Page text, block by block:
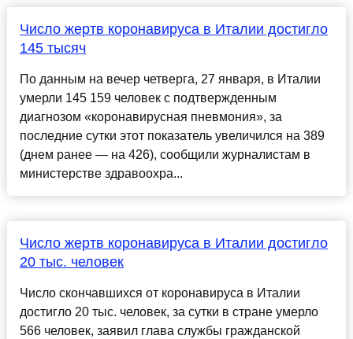
Число жертв коронавируса в Италии достигло
145 тысяч
По данным на вечер четверга, 27 января, в Италии
умерли 145 159 человек с подтвержденным
диагнозом «коронавирусная пневмония», за
последние сутки этот показатель увеличился на 389
(днем ранее — на 426), сообщили журналистам в
министерстве здравоохра...
Число жертв коронавируса в Италии достигло
20 тыс. человек
Число скончавшихся от коронавируса в Италии
достигло 20 тыс. человек, за сутки в стране умерло
566 человек, заявил глава службы гражданской